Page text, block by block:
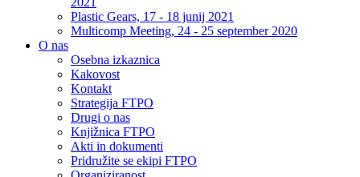
Plastic Gears, 17 - 18 junij 2021
Multicomp Meeting, 24 - 25 september 2020
O nas
Osebna izkaznica
Kakovost
Kontakt
Strategija FTPO
Drugi o nas
Knjižnica FTPO
Akti in dokumenti
Pridružite se ekipi FTPO